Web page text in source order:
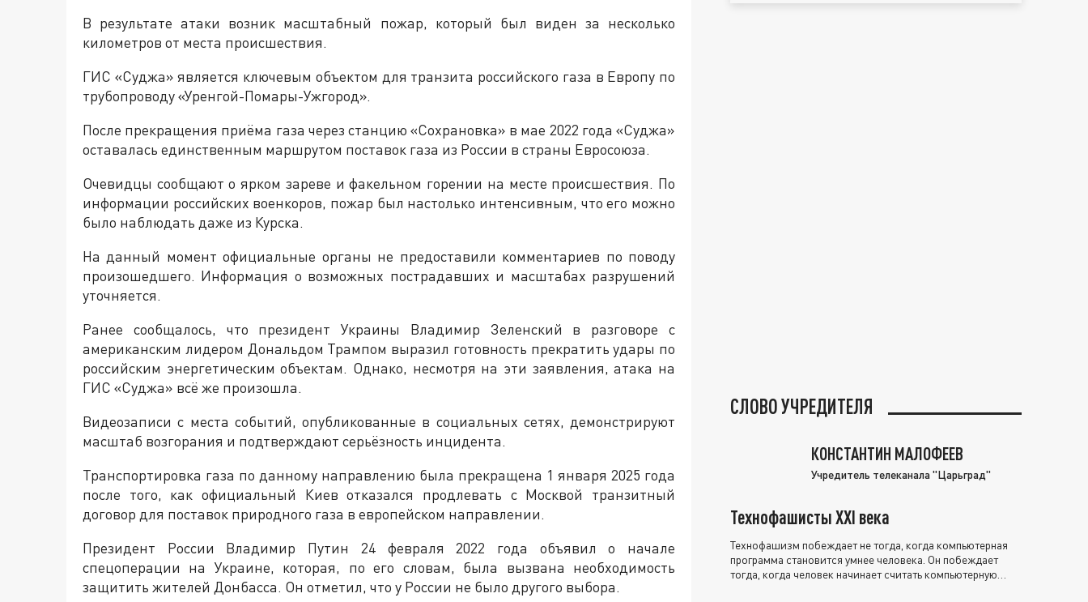
В результате атаки возник масштабный пожар, который был виден за несколько
километров от места происшествия.
ГИС «Суджа» является ключевым объектом для транзита российского газа в Европу по
трубопроводу «Уренгой-Помары-Ужгород».
После прекращения приёма газа через станцию «Сохрановка» в мае 2022 года «Суджа»
оставалась единственным маршрутом поставок газа из России в страны Евросоюза.
Очевидцы сообщают о ярком зареве и факельном горении на месте происшествия. По
информации российских военкоров, пожар был настолько интенсивным, что его можно
было наблюдать даже из Курска.
На данный момент официальные органы не предоставили комментариев по поводу
произошедшего. Информация о возможных пострадавших и масштабах разрушений
уточняется.
Ранее сообщалось, что президент Украины Владимир Зеленский в разговоре с
американским лидером Дональдом Трампом выразил готовность прекратить удары по
российским энергетическим объектам. Однако, несмотря на эти заявления, атака на
ГИС «Суджа» всё же произошла.
Видеозаписи с места событий, опубликованные в социальных сетях, демонстрируют
масштаб возгорания и подтверждают серьёзность инцидента.
Транспортировка газа по данному направлению была прекращена 1 января 2025 года
после того, как официальный Киев отказался продлевать с Москвой транзитный
договор для поставок природного газа в европейском направлении.
Президент России Владимир Путин 24 февраля 2022 года объявил о начале
спецоперации на Украине, которая, по его словам, была вызвана необходимость
защитить жителей Донбасса. Он отметил, что у России не было другого выбора.
СЛОВО УЧРЕДИТЕЛЯ
КОНСТАНТИН МАЛОФЕЕВ
Учредитель телеканала "Царьград"
Технофашисты XXI века
Технофашизм побеждает не тогда, когда компьютерная
программа становится умнее человека. Он побеждает
тогда, когда человек начинает считать компьютерную